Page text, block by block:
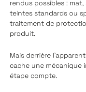
rendus possibles :
teintes standards ou
traitement de
produit.
Mais derrière
cache une mécanique
étape compte.